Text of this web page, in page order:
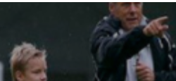
UTAMED大学のコースを見る
UTAMED大学の専門家を見る
学術的オリエンテーション
プロフェッショナルトレーニング
アドバイザーに相談する